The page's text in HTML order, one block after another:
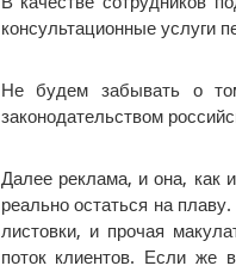
консультационные услуги
Не будем забывать о
законодательством
Далее реклама, и она, как
реально остаться на
листовки, и прочая
поток клиентов. Если же